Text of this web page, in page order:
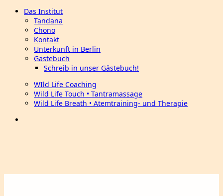
Das Institut
Tandana
Chono
Kontakt
Unterkunft in Berlin
Gästebuch
Schreib in unser Gästebuch!
WIld Life Coaching
Wild Life Touch • Tantramassage
Wild Life Breath • Atemtraining- und Therapie